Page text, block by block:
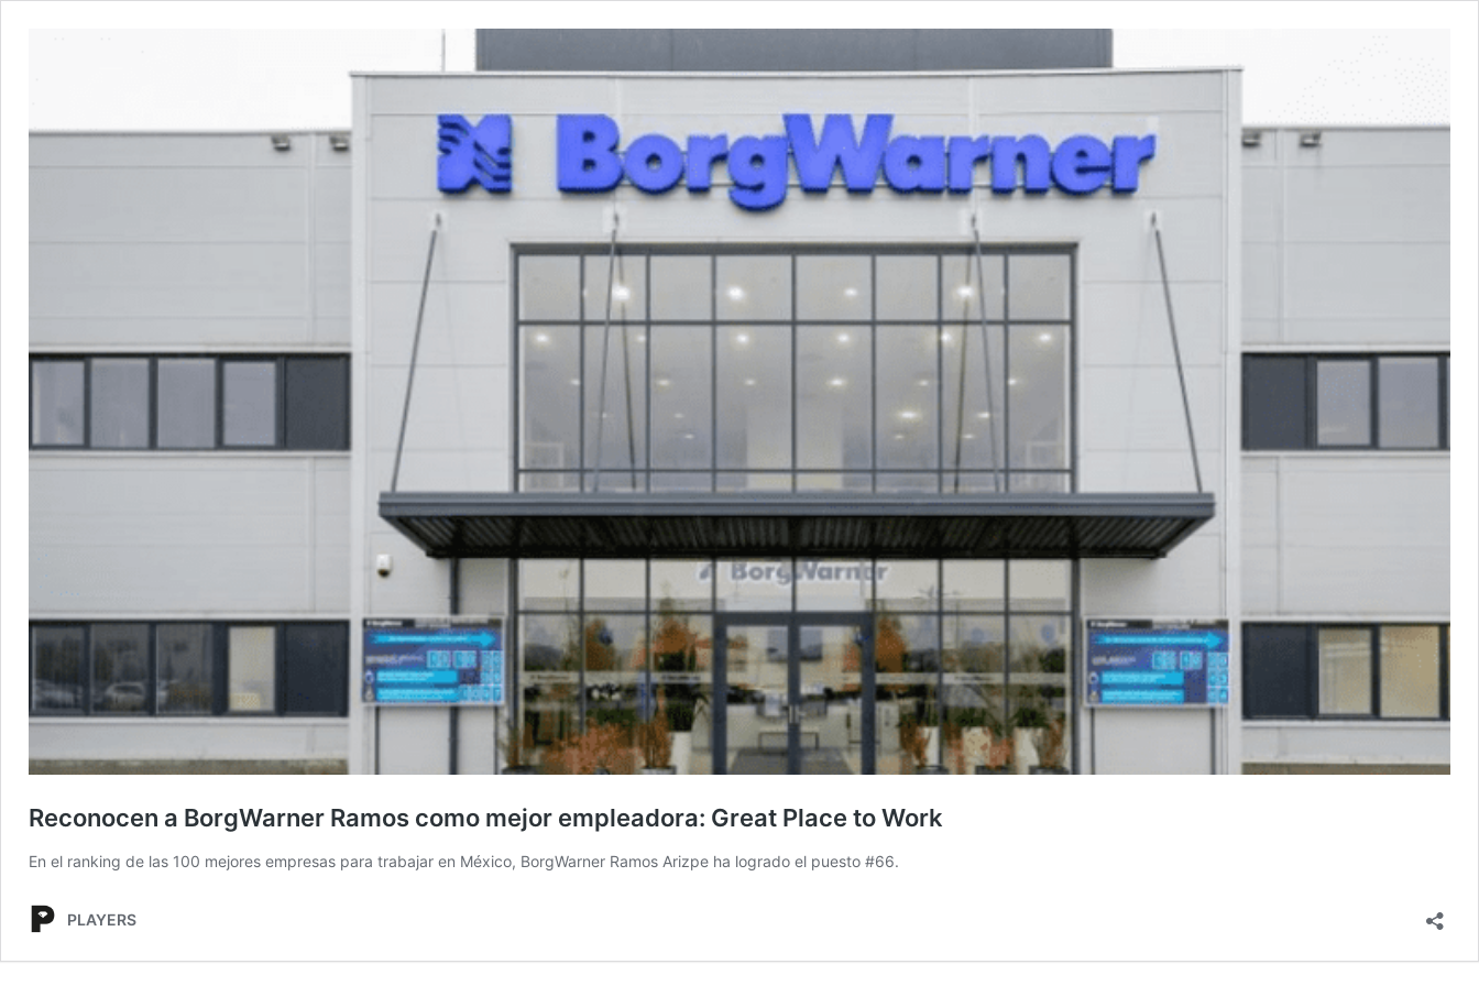
Reconocen a BorgWarner Ramos como mejor empleadora: Great Place to Work
En el ranking de las 100 mejores empresas para trabajar en México, BorgWarner Ramos Arizpe ha logrado el puesto #66.
PLAYERS